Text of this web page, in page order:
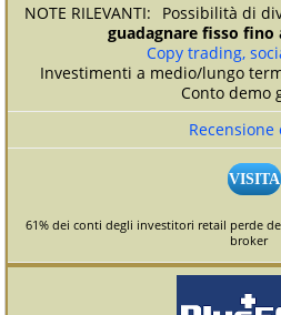
Possibilità di
guadagnare fisso fino
Copy trading,
Investimenti a medio/lungo
Conto demo
Recensione
VISITA
61% dei conti degli investitori retail perde
broker